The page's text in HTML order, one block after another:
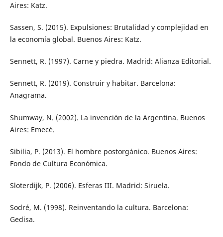
Aires: Katz.
Sassen, S. (2015). Expulsiones: Brutalidad y complejidad en
la economía global. Buenos Aires: Katz.
Sennett, R. (1997). Carne y piedra. Madrid: Alianza Editorial.
Sennett, R. (2019). Construir y habitar. Barcelona:
Anagrama.
Shumway, N. (2002). La invención de la Argentina. Buenos
Aires: Emecé.
Sibilia, P. (2013). El hombre postorgánico. Buenos Aires:
Fondo de Cultura Económica.
Sloterdijk, P. (2006). Esferas III. Madrid: Siruela.
Sodré, M. (1998). Reinventando la cultura. Barcelona:
Gedisa.